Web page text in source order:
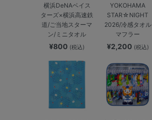
横浜DeNAベイス
ターズ×横浜高速鉄
道/ご当地スターマ
ン/ミニタオル
¥800 (税込)
YOKOHAMA
STAR☆NIGHT
2026/冷感タオル
マフラー
¥2,200 (税込)